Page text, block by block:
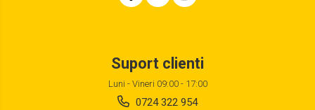
Suport clienti
Luni - Vineri 09:00 - 17:00
0724 322 954